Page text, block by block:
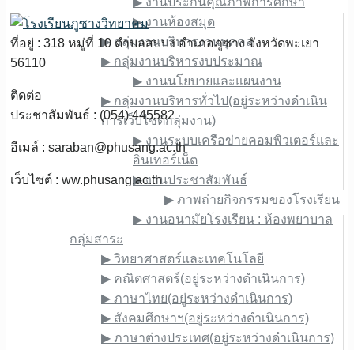
▶︎ งานห้องสมุด
▶︎ กลุ่มงานบริหารงานบุคคล
▶︎ กลุ่มงานบริหารงบประมาณ
▶︎ งานนโยบายและแผนงาน
▶︎ กลุ่มงานบริหารทั่วไป(อยู่ระหว่างดำเนิน
การเว็บไซต์กลุ่มงาน)
▶︎ งานระบบเครือข่ายคอมพิวเตอร์และ
อินเทอร์เน็ต
▶︎ งานประชาสัมพันธ์
▶︎ ภาพถ่ายกิจกรรมของโรงเรียน
▶︎ งานอนามัยโรงเรียน : ห้องพยาบาล
กลุ่มสาระ
▶︎ วิทยาศาสตร์และเทคโนโลยี
▶︎ คณิตศาสตร์(อยู่ระหว่างดำเนินการ)
▶︎ ภาษาไทย(อยู่ระหว่างดำเนินการ)
▶︎ สังคมศึกษาฯ(อยู่ระหว่างดำเนินการ)
▶︎ ภาษาต่างประเทศ(อยู่ระหว่างดำเนินการ)
ที่อยู่ : 318 หมู่ที่ 10 ตำบลสบบง อำเภอภูซาง จังหวัดพะเยา
56110
ติดต่อ
ประชาสัมพันธ์ : (054) 445582
อีเมล์ : saraban@phusang.ac.th
เว็บไซต์ : ww.phusang.ac.th